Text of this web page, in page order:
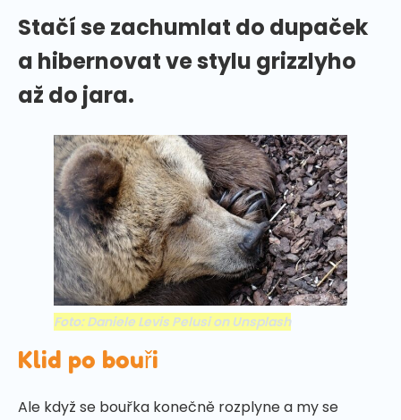
Stačí se zachumlat do dupaček
a hibernovat ve stylu grizzlyho
až do jara.
Foto: Daniele Levis Pelusi on Unsplash
Klid po bouři
Ale když se bouřka konečně rozplyne a my se